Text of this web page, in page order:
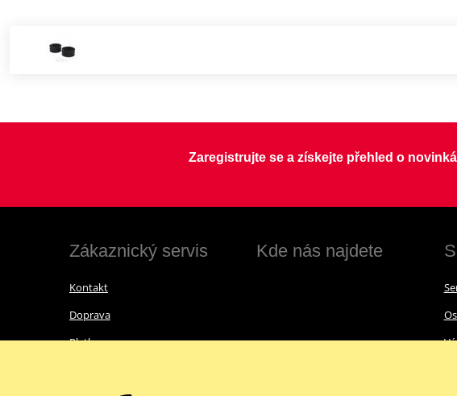
Zaregistrujte se a získejte přehled o
Zákaznický servis
Kontakt
Doprava
Platba
Kde nás najdete